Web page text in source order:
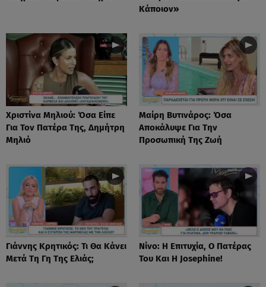
Κάποιον»
Χριστίνα Μηλιού: Όσα Είπε
Για Τον Πατέρα Της, Δημήτρη
Μηλιό
Μαίρη Βυτινάρος: Όσα
Αποκάλυψε Για Την
Προσωπική Της Ζωή
Γιάννης Κρητικός: Τι Θα Κάνει
Μετά Τη Γη Της Ελιάς;
Νίνο: Η Επιτυχία, Ο Πατέρας
Του Και Η Josephine!